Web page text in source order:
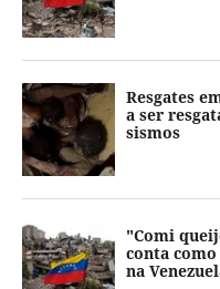
Resgates
a ser
sismos
"Comi
conta
na